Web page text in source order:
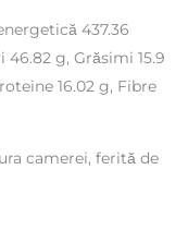
437.36
46.82 g, Grăsimi 15.9
16.02 g, Fibre
camerei, ferită de